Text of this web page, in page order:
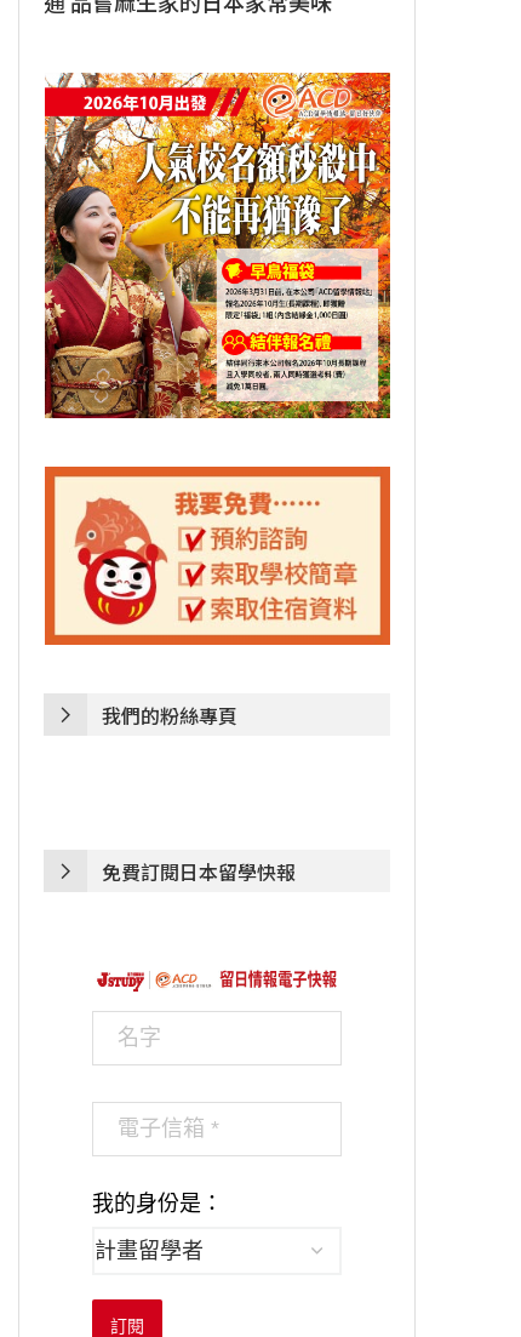
我們的粉絲專頁
免費訂閱日本留學快報
我的身份是：
訂閱